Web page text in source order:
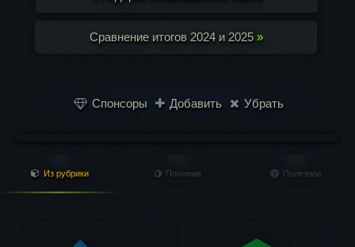
Сравнение итогов 2024 и 2025 »
Спонсоры Добавить Убрать
Из рубрики Похожие Полезное